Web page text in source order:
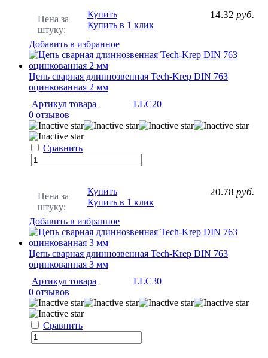
Цена за
штуку:
14.32 руб.
Купить
Купить в 1 клик
Добавить в избранное
Цепь сварная длиннозвенная Tech-Krep DIN 763
оцинкованная 2 мм
Артикул товара
LLC20
0 отзывов
Сравнить
Цена за
штуку:
20.78 руб.
Купить
Купить в 1 клик
Добавить в избранное
Цепь сварная длиннозвенная Tech-Krep DIN 763
оцинкованная 3 мм
Артикул товара
LLC30
0 отзывов
Сравнить